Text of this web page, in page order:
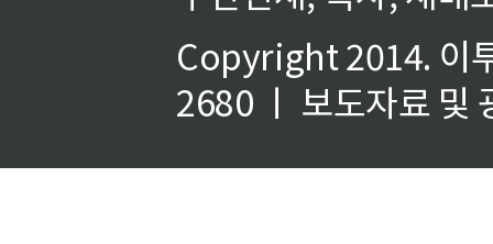
Copyright 2014. 이
2680 ㅣ 보도자료